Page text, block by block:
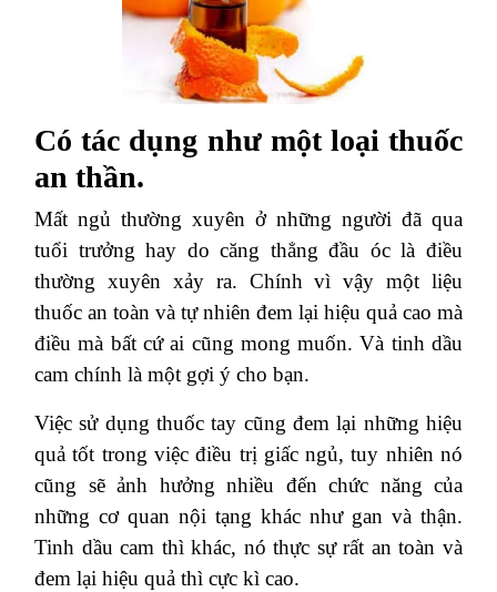
Có tác dụng như một loại thuốc
an thần.
Mất ngủ thường xuyên ở những người đã qua
tuổi trưởng hay do căng thẳng đầu óc là điều
thường xuyên xảy ra. Chính vì vậy một liệu
thuốc an toàn và tự nhiên đem lại hiệu quả cao mà
điều mà bất cứ ai cũng mong muốn. Và tinh dầu
cam chính là một gợi ý cho bạn.
Việc sử dụng thuốc tay cũng đem lại những hiệu
quả tốt trong việc điều trị giấc ngủ, tuy nhiên nó
cũng sẽ ảnh hưởng nhiều đến chức năng của
những cơ quan nội tạng khác như gan và thận.
Tinh dầu cam thì khác, nó thực sự rất an toàn và
đem lại hiệu quả thì cực kì cao.